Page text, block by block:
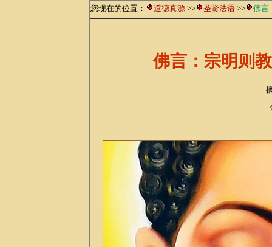
您现在的位置： 道德真源 >> 圣贤法语 >> 佛言
佛言：宗明则